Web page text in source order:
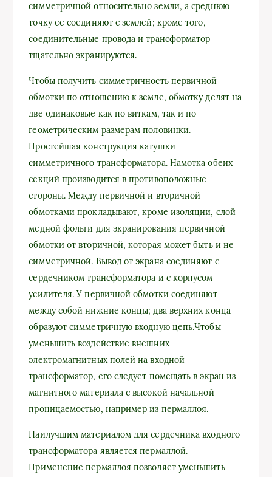
симметричной относительно земли, а среднюю
точку ее соединяют с землей; кроме того,
соединительные провода и трансформатор
тщательно экранируются.
Чтобы получить симметричность первичной
обмотки по отношению к земле, обмотку делят на
две одинаковые как по виткам, так и по
геометрическим размерам половинки.
Простейшая конструкция катушки
симметричного трансформатора. Намотка обеих
секций производится в противоположные
стороны. Между первичной и вторичной
обмотками прокладывают, кроме изоляции, слой
медной фольги для экранирования первичной
обмотки от вторичной, которая может быть и не
симметричной. Вывод от экрана соединяют с
сердечником трансформатора и с корпусом
усилителя. У первичной обмотки соединяют
между собой нижние концы; два верхних конца
образуют симметричную входную цепь.Чтобы
уменьшить воздействие внешних
электромагнитных полей на входной
трансформатор, его следует помещать в экран из
магнитного материала с высокой начальной
проницаемостью, например из пермаллоя.
Наилучшим материалом для сердечника входного
трансформатора является пермаллой.
Применение пермаллоя позволяет уменьшить